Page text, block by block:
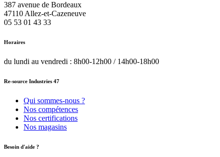
387 avenue de Bordeaux
47110 Allez-et-Cazeneuve
05 53 01 43 33
Horaires
du lundi au vendredi : 8h00-12h00 / 14h00-18h00
Re-source Industries 47
Qui sommes-nous ?
Nos compétences
Nos certifications
Nos magasins
Besoin d'aide ?